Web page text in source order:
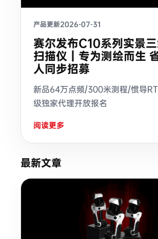
产品更新2026-07-31
赛尔发布C10系列实景
扫描仪｜专为测绘而生
人同步招募
新品64万点频/300米测程/惯导
级独家代理开放报名
阅读更多
最新文章